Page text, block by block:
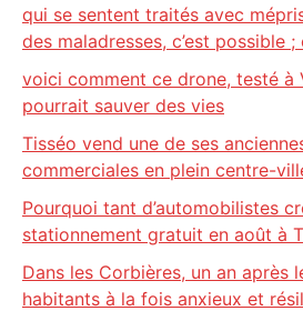
qui se sentent traités avec
des maladresses, c’est possible ;
voici comment ce drone, testé à
pourrait sauver des vies
Tisséo vend une de ses
commerciales en plein centre-
Pourquoi tant d’automobilistes
stationnement gratuit en août à
Dans les Corbières, un an après
habitants à la fois anxieux et